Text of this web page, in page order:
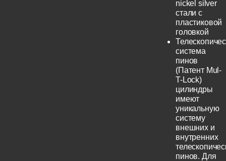
nickel silver
стали с
пластиковой
головкой
система
пинов
(Патент Mul-
T-Lock)
цилиндры
имеют
уникальную
систему
внешних и
внутренних
пинов. Для